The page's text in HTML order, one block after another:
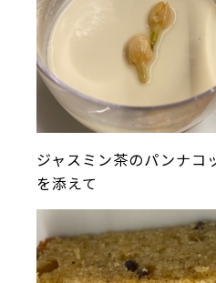
ジャスミン茶のパンナ
を添えて